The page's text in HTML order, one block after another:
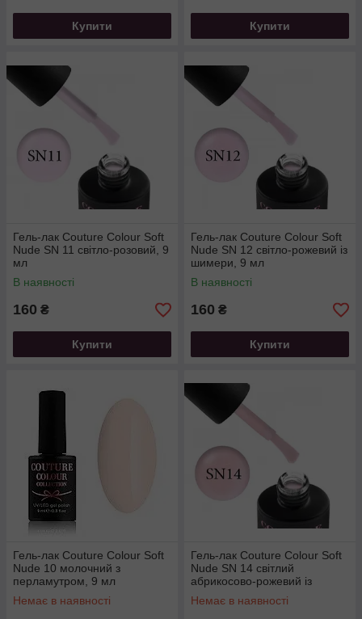
Купити Купити
Гель-лак Couture Colour Soft
Nude SN 11 світло-розовий, 9
мл
В наявності
160 ₴
Купити
Гель-лак Couture Colour Soft
Nude SN 12 світло-рожевий із
шимери, 9 мл
В наявності
160 ₴
Купити
Гель-лак Couture Colour Soft
Nude 10 молочний з
перламутром, 9 мл
Немає в наявності
Гель-лак Couture Colour Soft
Nude SN 14 світлий
абрикосово-рожевий із
шимери, 9 мл
Немає в наявності